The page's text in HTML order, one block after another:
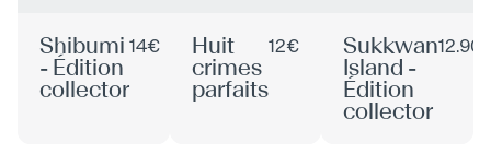
Shibumi
- Édition
collector
14€
Huit
crimes
parfaits
12€
Sukkwan
Island -
Édition
collector